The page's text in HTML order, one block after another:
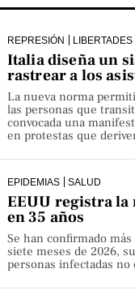
REPRESIÓN
Italia diseña un
rastrear a los
La nueva norma
las personas que
convocada una
en protestas que
EPIDEMIAS SALUD
EEUU registra la
en 35 años
Se han confirmado
siete meses de 2026,
personas infectadas no